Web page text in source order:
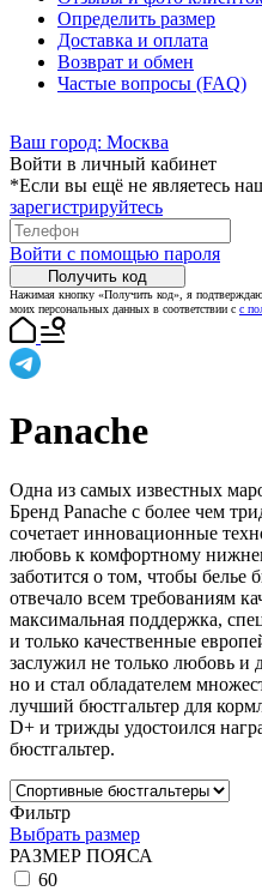
Определить размер
Доставка и оплата
Возврат и обмен
Частые вопросы (FAQ)
Ваш город: Москва
Войти в личный кабинет
*Если вы ещё не являетесь
зарегистрируйтесь
Войти с помощью пароля
Получить код
Нажимая кнопку «Получить код», я подтверждаю
моих персональных данных в соответствии с с
Panache
Одна из самых известных
Бренд Panache с более чем
сочетает инновационные
любовь к комфортному
заботится о том, чтобы белье
отвечало всем требованиям
максимальная поддержка,
и только качественные
заслужил не только любовь
но и стал обладателем
лучший бюстгальтер для
D+ и трижды удостоился
бюстгальтер.
Фильтр
Выбрать размер
РАЗМЕР ПОЯСА
60